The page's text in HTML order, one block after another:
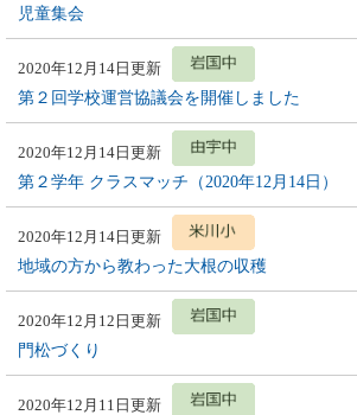
児童集会
2020年12月14日更新
第２回学校運営協議会を開催しました
2020年12月14日更新
第２学年 クラスマッチ（2020年12月14日）
2020年12月14日更新
地域の方から教わった大根の収穫
2020年12月12日更新
門松づくり
2020年12月11日更新